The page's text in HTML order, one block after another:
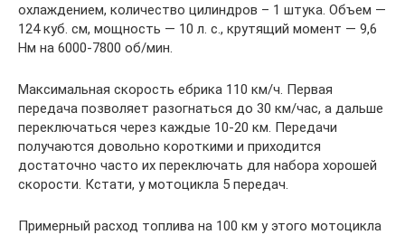
охлаждением, количество цилиндров – 1 штука. Объем —
124 куб. см, мощность — 10 л. с., крутящий момент — 9,6
Нм на 6000-7800 об/мин.
Максимальная скорость ебрика 110 км/ч. Первая
передача позволяет разогнаться до 30 км/час, а дальше
переключаться через каждые 10-20 км. Передачи
получаются довольно короткими и приходится
достаточно часто их переключать для набора хорошей
скорости. Кстати, у мотоцикла 5 передач.
Примерный расход топлива на 100 км у этого мотоцикла